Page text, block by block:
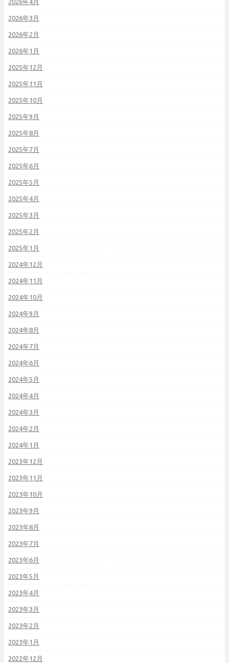
2026年4月
2026年3月
2026年2月
2026年1月
2025年12月
2025年11月
2025年10月
2025年9月
2025年8月
2025年7月
2025年6月
2025年5月
2025年4月
2025年3月
2025年2月
2025年1月
2024年12月
2024年11月
2024年10月
2024年9月
2024年8月
2024年7月
2024年6月
2024年5月
2024年4月
2024年3月
2024年2月
2024年1月
2023年12月
2023年11月
2023年10月
2023年9月
2023年8月
2023年7月
2023年6月
2023年5月
2023年4月
2023年3月
2023年2月
2023年1月
2022年12月